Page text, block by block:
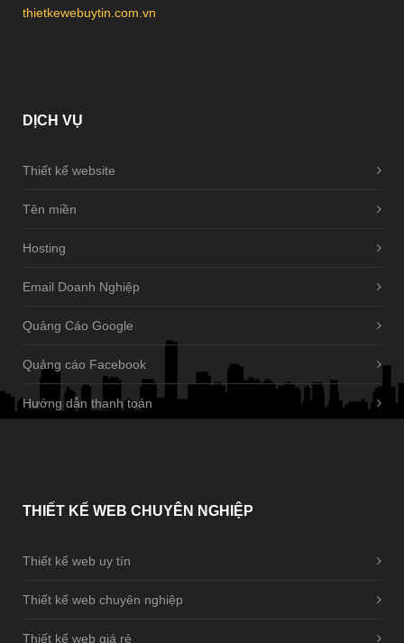
thietkewebuytin.com.vn
DỊCH VỤ
Thiết kế website
Tên miền
Hosting
Email Doanh Nghiệp
Quảng Cáo Google
Quảng cáo Facebook
Hướng dẫn thanh toán
THIẾT KẾ WEB CHUYÊN NGHIỆP
Thiết kế web uy tín
Thiết kế web chuyên nghiệp
Thiết kế web giá rẻ